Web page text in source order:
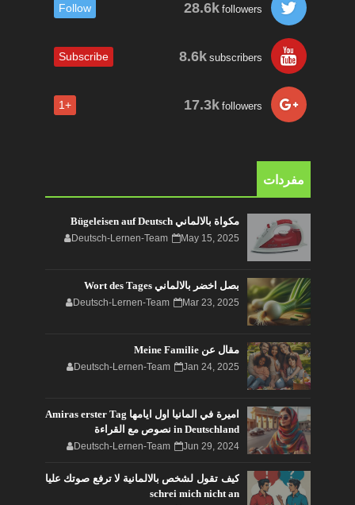
28.6k followers
Follow
8.6k subscribers
Subscribe
17.3k followers
+1
مفردات
مكواة بالالماني Bügeleisen auf Deutsch
Deutsch-Lernen-Team May 15, 2025
بصل اخضر بالالماني Wort des Tages
Deutsch-Lernen-Team Mar 23, 2025
مقال عن Meine Familie
Deutsch-Lernen-Team Jan 24, 2025
اميرة في المانيا اول ايامها Amiras erster Tag
in Deutschland نصوص مع القراءة
Deutsch-Lernen-Team Jun 29, 2024
كيف تقول لشخص بالالمانية لا ترفع صوتك عليا
schrei mich nicht an